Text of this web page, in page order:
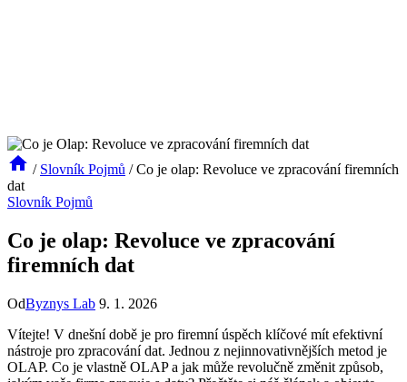
/ Slovník Pojmů / Co je olap: Revoluce ve zpracování firemních
dat
Slovník Pojmů
Co je olap: Revoluce ve zpracování
firemních dat
OdByznys Lab 9. 1. 2026
Vítejte! V dnešní době je pro firemní úspěch klíčové mít efektivní
nástroje pro zpracování dat. Jednou z nejinnovativnějších metod je
OLAP. Co je vlastně OLAP a jak může revolučně změnit způsob,